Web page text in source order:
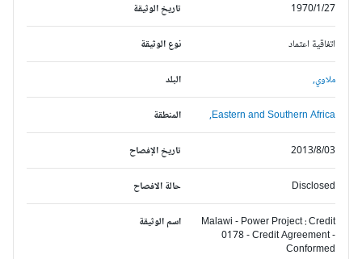
تاريخ الوثيقة 1970/1/27
نوع الوثيقة اتفاقية اعتماد
البلد ملاوي,
المنطقة Eastern and Southern Africa,
تاريخ الإفصاح 2013/8/03
حالة الافصاح Disclosed
اسم الوثيقة
Malawi - Power Project : Credit
0178 - Credit Agreement -
Conformed